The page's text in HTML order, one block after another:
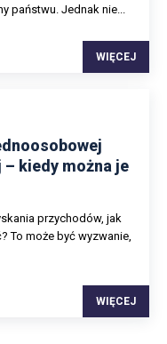
państwu. Jednak nie...
WIĘCEJ
kiedy można je
przychodów, jak
To może być wyzwanie,
WIĘCEJ